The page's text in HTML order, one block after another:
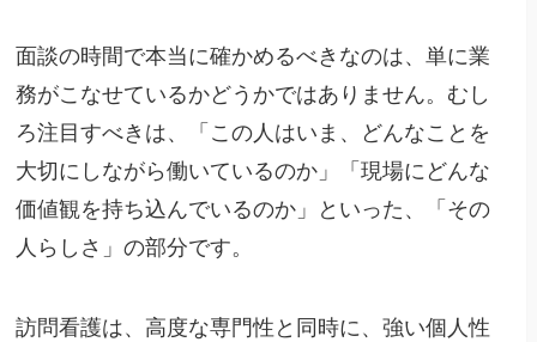
面談の時間で本当に確かめるべきなのは、単に業
務がこなせているかどうかではありません。むし
ろ注目すべきは、「この人はいま、どんなことを
大切にしながら働いているのか」「現場にどんな
価値観を持ち込んでいるのか」といった、「その
人らしさ」の部分です。
訪問看護は、高度な専門性と同時に、強い個人性